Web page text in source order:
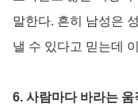
말한다. 흔히 남성은
낼 수 있다고 믿는데
6. 사람마다 바라는